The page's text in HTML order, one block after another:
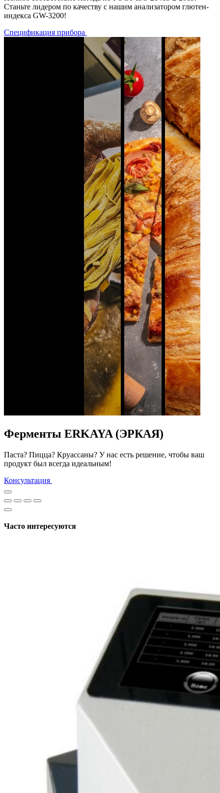
Станьте лидером по качеству с нашим анализатором глютен-
индекса GW-3200!
Спецификация прибора
Ферменты ERKAYA (ЭРКАЯ)
Паста? Пицца? Круассаны? У нас есть решение, чтобы ваш
продукт был всегда идеальным!
Консультация
Часто интересуются